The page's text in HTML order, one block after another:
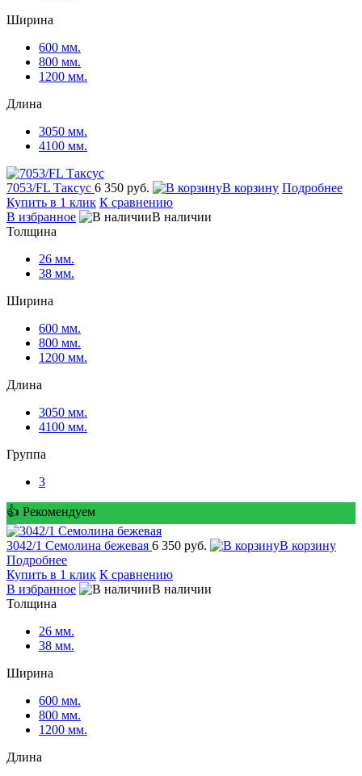
Ширина
600 мм.
800 мм.
1200 мм.
Длина
3050 мм.
4100 мм.
7053/FL Таксус 6 350 руб. корзину Подробнее
Купить в 1 клик К сравнению
избранное
наличии
Толщина
26 мм.
38 мм.
Ширина
600 мм.
800 мм.
1200 мм.
Длина
3050 мм.
4100 мм.
Группа
3
👍 Рекомендуем
3042/1 Семолина бежевая 6 350 руб.
корзину
Подробнее
Купить в 1 клик К сравнению
избранное
наличии
Толщина
26 мм.
38 мм.
Ширина
600 мм.
800 мм.
1200 мм.
Длина